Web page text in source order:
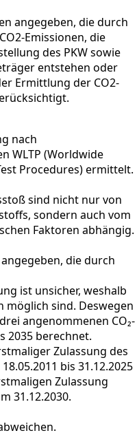
angegeben, die durch
Emissionen, die
des PKW sowie
entstehen oder
Ermittlung der CO2-
nach
WLTP (Worldwide
Procedures) ermittelt.
sind nicht nur von
sondern auch vom
Faktoren abhängig.
die durch
ist unsicher, weshalb
sind. Deswegen
angenommenen CO₂-
2035 berechnet.
Zulassung des
bis 31.12.2025
Zulassung
31.12.2030.